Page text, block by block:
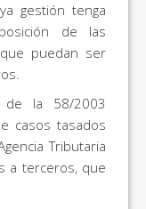
gestión tenga
de las
puedan ser
la 58/2003
casos tasados
Tributaria
a terceros, que